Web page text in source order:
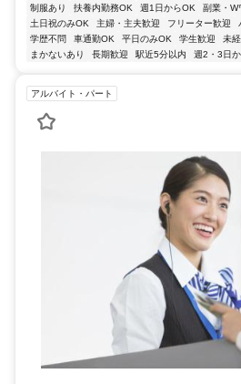
制服あり 扶養内勤務OK 週1日からOK 副業・W
土日祝のみOK
主婦・主夫歓迎 フリーター歓迎
学歴不問
車通勤OK 平日のみOK 学生歓迎 未
まかないあり
長期歓迎 駅近5分以内 週2・3日
アルバイト・パート